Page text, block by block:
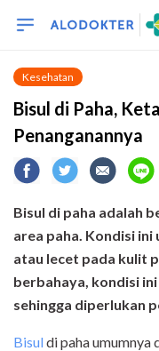
Kesehatan
Bisul di Paha,
Penanganannya
Bisul di paha adalah
area paha. Kondisi ini
atau lecet pada kulit
berbahaya, kondisi
sehingga diperlukan
Bisuldi paha umumnya